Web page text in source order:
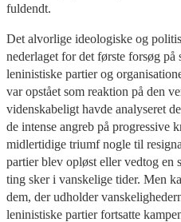
fuldendt.
Det alvorlige ideologiske og
nederlaget for det første forsøg
leninistiske partier og
var opstået som reaktion på den
videnskabeligt havde analyseret
de intense angreb på progressive
midlertidige triumf nogle til
partier blev opløst eller vedtog en
ting sker i vanskelige tider. Men
dem, der udholder
leninistiske partier fortsatte